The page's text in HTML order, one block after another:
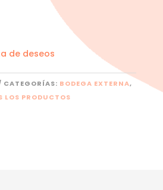
de deseos
CATEGORÍAS: BODEGA EXTERNA,
LOS PRODUCTOS